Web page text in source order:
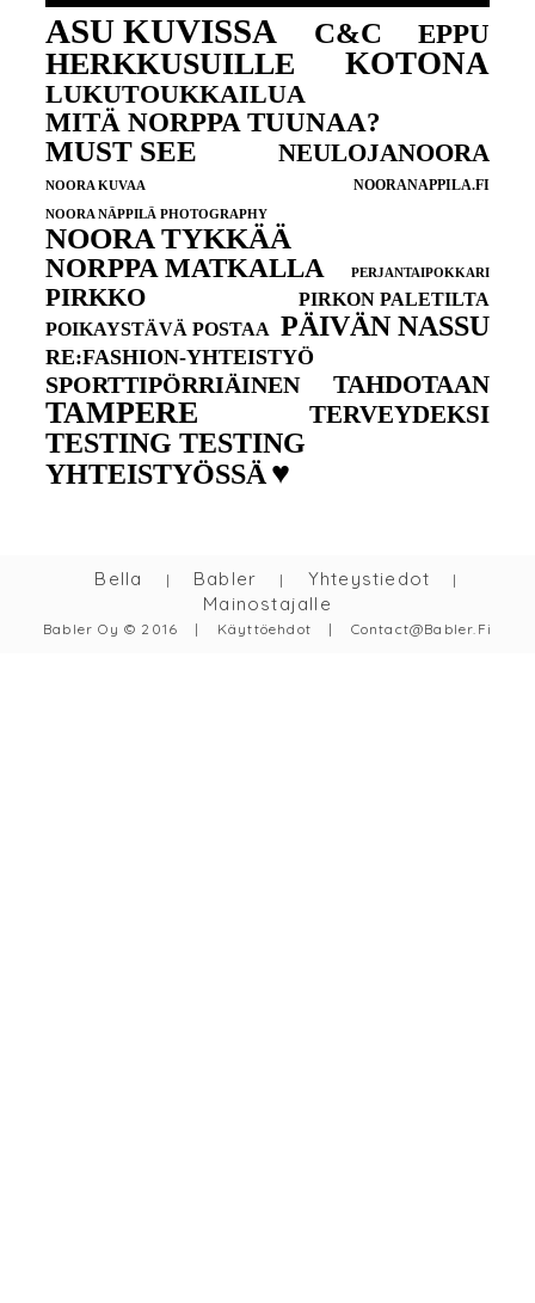
ASU KUVISSA C&C EPPU
HERKKUSUILLE KOTONA
LUKUTOUKKAILUA
MITÄ NORPPA TUUNAA?
MUST SEE NEULOJANOORA
NOORA KUVAA NOORANAPPILA.FI
NOORA NÄPPILÄ PHOTOGRAPHY
NOORA TYKKÄÄ
NORPPA MATKALLA PERJANTAIPOKKARI
PIRKKO
PIRKON PALETILTA
POIKAYSTÄVÄ POSTAA PÄIVÄN NASSU
RE:FASHION-YHTEISTYÖ
SPORTTIPÖRRIÄINEN TAHDOTAAN
TAMPERE TERVEYDEKSI
TESTING TESTING
YHTEISTYÖSSÄ ♥
Bella | Babler | Yhteystiedot |
Mainostajalle
Babler Oy © 2016 | Käyttöehdot | Contact@babler.fi